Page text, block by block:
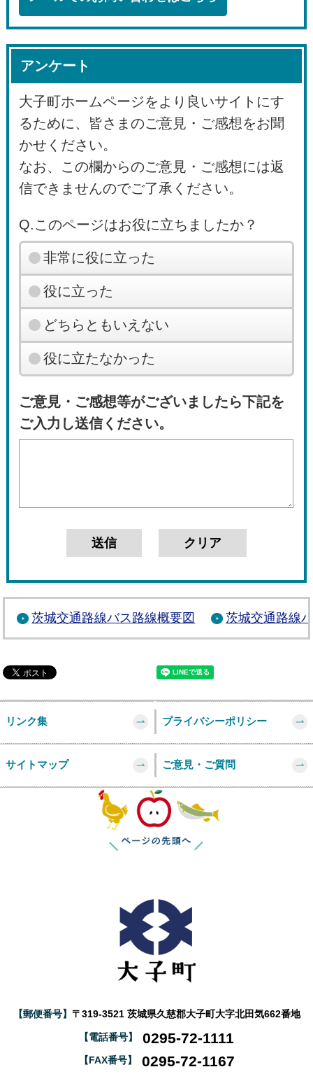
アンケート
大子町ホームページをより良いサイトにす
るために、皆さまのご意見・ご感想をお聞
かせください。
なお、この欄からのご意見・ご感想には返
信できませんのでご了承ください。
Q.このページはお役に立ちましたか？
非常に役に立った
役に立った
どちらともいえない
役に立たなかった
ご意見・ご感想等がございましたら下記を
ご入力し送信ください。
茨城交通路線バス路線概要図 茨城交通路線
リンク集 プライバシーポリシー
サイトマップ ご意見・ご質問
【郵便番号】 〒319-3521 茨城県久慈郡大子町大字北田気662番地
【電話番号】 0295-72-1111
【FAX番号】 0295-72-1167